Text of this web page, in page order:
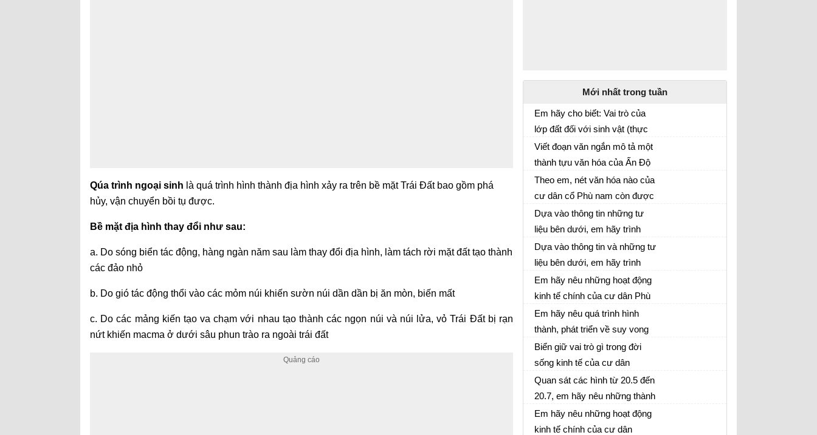
Qúa trình ngoại sinh là quá trình hình thành địa hình xảy ra trên bề mặt Trái Đất bao gồm phá
hủy, vận chuyển bồi tụ được.
Bề mặt địa hình thay đổi như sau:
a. Do sóng biển tác động, hàng ngàn năm sau làm thay đổi địa hình, làm tách rời mặt đất tạo thành
các đảo nhỏ
b. Do gió tác động thổi vào các mỏm núi khiến sườn núi dần dần bị ăn mòn, biến mất
c. Do các mảng kiến tạo va chạm với nhau tạo thành các ngọn núi và núi lửa, vỏ Trái Đất bị rạn
nứt khiến macma ở dưới sâu phun trào ra ngoài trái đất
Mới nhất trong tuần
Em hãy cho biết: Vai trò của
lớp đất đối với sinh vật (thực
vật, động vật,....)?
Giải lịch sử và địa lí 6 chân trời sáng tạo
Viết đoạn văn ngắn mô tả một
thành tựu văn hóa của Ấn Độ
có ảnh hưởng đến văn hóa
Việt Nam
Theo em, nét văn hóa nào của
cư dân cổ Phù nam còn được
lưu giữ trong đời sống của
người Nam Bộ hiện nay?
Dựa vào thông tin những tư
liệu bên dưới, em hãy trình
bàu những đặc trưng cơ bản
về văn hóa vật chất và tinh
thần của cư dân Phù Nam.
Dựa vào thông tin và những tư
liệu bên dưới, em hãy trình
bày những đặc trưng cơ bản
về văn hóa vật chất và tính
thần của cư dân Phù Nam
Em hãy nêu những hoạt động
kinh tế chính của cư dân Phù
Nam
Em hãy nêu quá trình hình
thành, phát triển về suy vong
của vương quốc Phù Nam
Biển giữ vai trò gì trong đời
sống kinh tế của cư dân
Champa xưa?
Quan sát các hình từ 20.5 đến
20.7, em hãy nêu những thành
tựu văn hóa tiêu biểu của
Champa từ thế kỉ II đến thế kỉ
Em hãy nêu những hoạt động
kinh tế chính của cư dân